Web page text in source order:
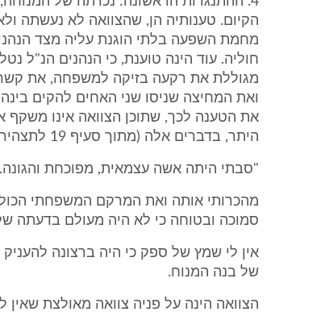
הקיום. טענותיה הן, שהצוואה לא נעשתה
מחמת השפעה בלתי הוגנת עליה מצד
חוליה. עוד הינה טוענת, כי הנהנים הנ"ל
מגוללת את רקעה בזיקה למשפחה, את
ואת המחיצה שניסו שני האחים להקים
את הטענה לכך, שתוכן הצוואה אינו משקף
היתר, בדברים אלה (מתוך סעיף 19 לתצהירה):
"סבתי היתה אשה עצמאית, מפוכחת והגונה.
מהכרותי אותה ואת המרקם המשפחתי
סמוכה ובטוחה כי לא היה מעולם בדעתה
אין לי שמץ של ספק כי היה ברצונה
של בנה המנוח.
הצוואה הינה על פניה צוואה מאולצת